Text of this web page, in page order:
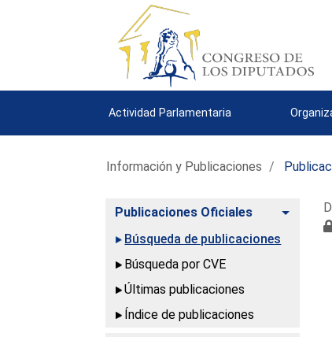
Actividad Parlamentaria
Información y Publicaciones
Publicaciones Oficiales
Búsqueda de publicaciones
Búsqueda por CVE
Últimas publicaciones
Índice de publicaciones